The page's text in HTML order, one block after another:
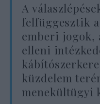
A
felfüggesztik
emberi jogok,
elleni
küzdelem
menekültügyi